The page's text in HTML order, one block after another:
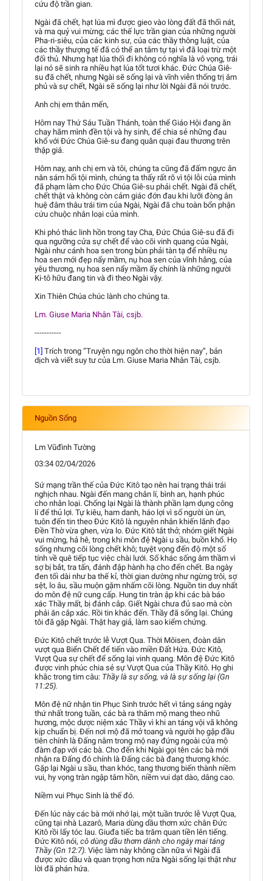
cứu độ trần gian.
Ngài đã chết, hạt lúa mì được gieo vào lòng đất đã thối nát,
và ma quỷ vui mừng; các thế lực trần gian của những người
Pha-ri-siêu, của các kinh sư, của các thầy thông luật, của
các thầy thượng tế đã có thể an tâm tự tại vì đã loại trừ một
đối thủ. Nhưng hạt lúa thối đi không có nghĩa là vô vọng, trái
lại nó sẽ sinh ra nhiều hạt lúa tốt tươi khác. Đức Chúa Giê-
su đã chết, nhưng Ngài sẽ sống lại và vĩnh viễn thống trị âm
phủ và sự chết, Ngài sẽ sống lại như lời Ngài đã nói trước.
Anh chị em thân mến,
Hôm nay Thứ Sáu Tuần Thánh, toàn thể Giáo Hội đang ăn
chay hãm mình đền tội và hy sinh, để chia sẻ những đau
khổ với Đức Chúa Giê-su đang quằn quại đau thương trên
thập giá.
Hôm nay, anh chị em và tôi, chúng ta cũng đã đấm ngực ăn
năn sám hối tội mình, chúng ta thấy rất rõ vì tội lỗi của mình
đã phạm làm cho Đức Chúa Giê-su phải chết. Ngài đã chết,
chết thật và không còn cảm giác đớn đau khi lưỡi đòng ân
huệ đâm thâu trái tim của Ngài, Ngài đã chu toàn bổn phận
cứu chuộc nhân loại của mình.
Khi phó thác linh hồn trong tay Cha, Đức Chúa Giê-su đã đi
qua ngưỡng cửa sự chết để vào cõi vinh quang của Ngài,
Ngài như cánh hoa sen trong bùn phải tàn tạ để nhiều nụ
hoa sen mới đẹp nẩy mầm, nụ hoa sen của vĩnh hằng, của
yêu thương, nụ hoa sen nẩy mầm ấy chính là những người
Ki-tô hữu đang tin và đi theo Ngài vậy.
Xin Thiên Chúa chúc lành cho chúng ta.
Lm. Giuse Maria Nhân Tài, csjb.
-----------
[1] Trích trong “Truyện ngụ ngôn cho thời hiện nay”, bản
dịch và viết suy tư của Lm. Giuse Maria Nhân Tài, csjb.
Nguồn Sống
Lm Vũđình Tường
03:34 02/04/2026
Sứ mạng trần thế của Đức Kitô tạo nên hai trạng thái trái
nghịch nhau. Ngài đến mang chân lí, bình an, hạnh phúc
cho nhân loại. Chống lại Ngài là thành phần lạm dụng công
lí để thủ lợi. Tự kiêu, ham danh, háo lợi vì số người ùn ùn,
tuôn đến tin theo Đức Kitô là nguyên nhân khiến lãnh đạo
Đền Thờ vừa ghen, vừa lo. Đức Kitô tắt thở; nhóm giết Ngài
vui mừng, hả hê, trong khi môn đệ Ngài u sầu, buồn khổ. Họ
sống nhưng cõi lòng chết khô; tuyệt vọng đến độ một số
tính về quê tiếp tục việc chài lưới. Số khác sống âm thầm vì
sợ bị bắt, tra tấn, đánh đập hành hạ cho đến chết. Ba ngày
đen tối dài như ba thế kỉ, thời gian dường như ngừng trôi, sợ
sệt, lo âu, sầu muộn gặm nhấm cõi lòng. Nguồn tin duy nhất
do môn đệ nữ cung cấp. Hung tin tràn ập khi các bà báo
xác Thầy mất, bị đánh cắp. Giết Ngài chưa đủ sao mà còn
phải ăn cắp xác. Rồi tin khác đến. Thầy đã sống lại. Chúng
tôi đã gặp Ngài. Thật hay giả, làm sao kiểm chứng.
Đức Kitô chết trước lễ Vượt Qua. Thời Môisen, đoàn dân
vượt qua Biển Chết để tiến vào miền Đất Hứa. Đức Kitô,
Vượt Qua sự chết để sống lại vinh quang. Môn đệ Đức Kitô
được vinh phúc chia sẻ sự Vượt Qua của Thầy Kitô. Họ ghi
khắc trong tim câu: Thầy là sự sống, và là sự sống lại (Gn
11:25).
Môn đệ nữ nhận tin Phục Sinh trước hết vì tảng sáng ngày
thứ nhất trong tuần, các bà ra thăm mộ mang theo nhũ
hương, mộc dược niệm xác Thầy vì khi an táng vội vã không
kịp chuẩn bị. Đến nơi mộ đã mở toang và người họ gặp đầu
tiên chính là Đấng nằm trong mộ nay đứng ngoài cửa mộ
đàm đạp với các bà. Cho đến khi Ngài gọi tên các bà mới
nhận ra Đấng đó chính là Đấng các bà đang thương khóc.
Gặp lại Ngài u sầu, than khóc, tang thương biến thành niềm
vui, hy vọng tràn ngập tâm hồn, niềm vui dạt dào, dâng cao.
Niềm vui Phục Sinh là thế đó.
Đến lúc này các bà mới nhớ lại, một tuần trước lễ Vượt Qua,
cũng tại nhà Lazarô, Maria dùng dầu thơm xức chân Đức
Kitô rồi lấy tóc lau. Giuđa tiếc ba trăm quan tiền lên tiếng.
Đức Kitô nói, cô dùng dầu thơm dành cho ngày mai táng
Thầy (Gn 12:7). Việc làm này không cần nữa vì Ngài đã
được xức dầu và quan trọng hơn nữa Ngài sống lại thật như
lời đã phán hứa.